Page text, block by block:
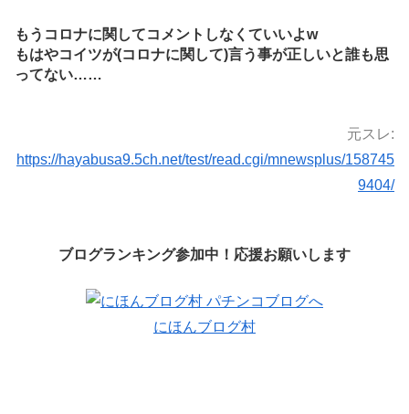
もうコロナに関してコメントしなくていいよw
もはやコイツが(コロナに関して)言う事が正しいと誰も思
ってない……
元スレ:
https://hayabusa9.5ch.net/test/read.cgi/mnewsplus/158745
9404/
ブログランキング参加中！応援お願いします
にほんブログ村